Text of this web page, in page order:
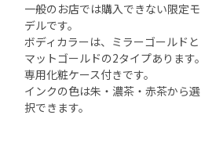
一般のお店では購入できない限定モ
デルです。
ボディカラーは、ミラーゴールドと
マットゴールドの2タイプあります。
専用化粧ケース付きです。
インクの色は朱・濃茶・赤茶から選
択できます。